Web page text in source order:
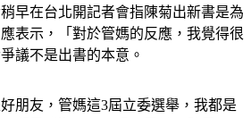
早在台北開記者會指陳菊出新書是為
表示，「對於管媽的反應，我覺得很
議不是出書的本意。
朋友，管媽這3屆立委選舉，我都是